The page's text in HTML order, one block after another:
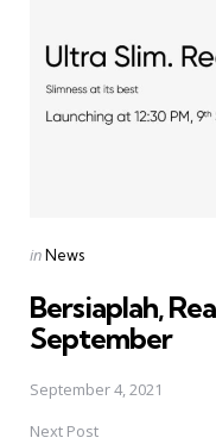
Posted
inNews
Bersiaplah,
September
September 4, 2021
Next Post